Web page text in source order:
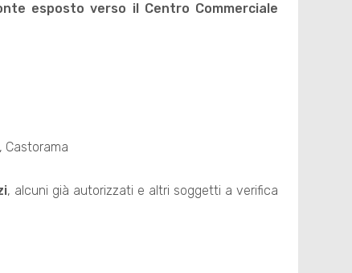
esposto verso il Centro Commerciale
Castorama
, alcuni già autorizzati e altri soggetti a verifica